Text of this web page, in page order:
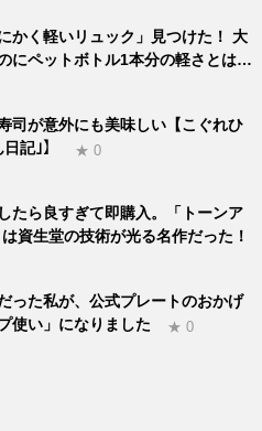
かく軽いリュック」見つけた！ 大
にペットボトル1本分の軽さとは…
司が意外にも美味しい【こぐれひ
記｣】
★ 0
たら良すぎて即購入。「トーンア
資生堂の技術が光る名作だった！
った私が、公式プレートのおかげ
使い」になりました
★ 0